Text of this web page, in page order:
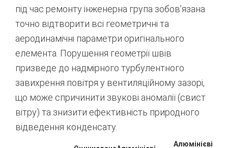
під час ремонту інженерна група зобов’язана
точно відтворити всі геометричні та
аеродинамічні параметри оригінального
елемента. Порушення геометрії швів
призведе до надмірного турбулентного
завихрення повітря у вентиляційному зазорі,
що може спричинити звукові аномалії (свист
вітру) та знизити ефективність природного
відведення конденсату.
Алюмінієві